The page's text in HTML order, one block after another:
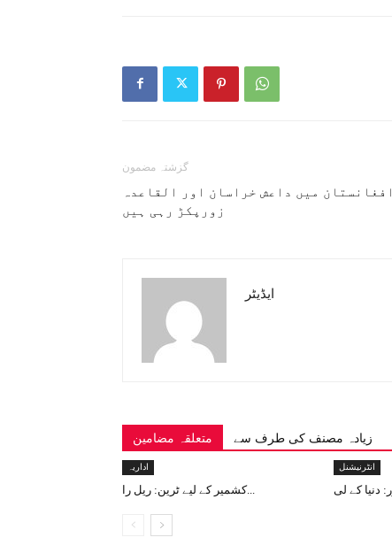
گزشتہ مضمون
افغانستان میں داعش خراسان اور القاعدہ
زورپکڑ رہی ہیں
ایڈیٹر
متعلقہ مضامین زیادہ مصنف کی طرف سے
اداریہ
کشمیر کے لیے ٹرین: ریل را...
انٹرنیشنل